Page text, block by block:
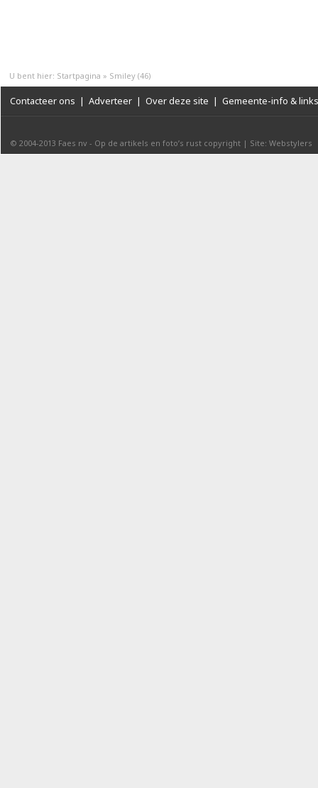
U bent hier: Startpagina » Smiley (46)
Contacteer ons | Adverteer | Over deze site | Gemeente-info & links
© 2004-2013 Faes nv - Op de artikels en foto’s rust copyright | Site: Webstylers